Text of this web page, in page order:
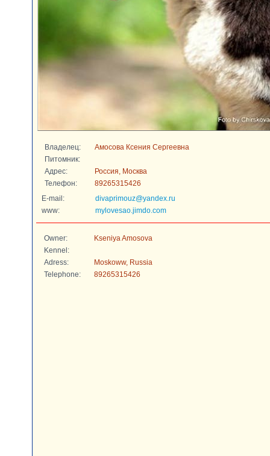
Владелец:
Амосова Ксения Сергеевна
Питомник:
Адрес:
Россия, Москва
Телефон:
89265315426
E-mail:
divaprimouz@yandex.ru
www:
mylovesao.jimdo.com
Owner:
Kseniya Amosova
Kennel:
Adress:
Moskoww, Russia
Telephone:
89265315426